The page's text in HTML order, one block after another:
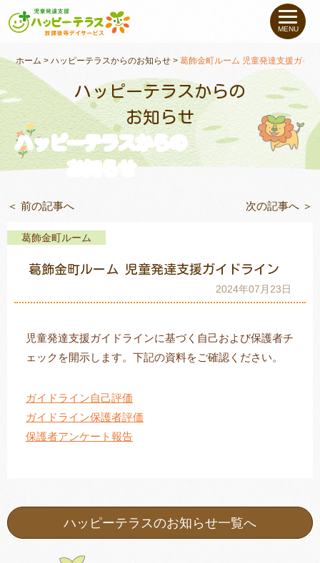
私たちについて
未就学のお子さま（０〜６才）
小学生〜高校生の お子さま
支援事例
教室一覧
MENU
ホーム >ハッピーテラスからのお知らせ >葛飾金町ルーム 児童発達支援ガイ
ハッピーテラスからの
お知らせ
ハッピーテラスからの
お知らせ
＜ 前の記事へ 次の記事へ ＞
葛飾金町ルーム
葛飾金町ルーム 児童発達支援ガイドライン
2024年07月23日
児童発達支援ガイドラインに基づく自己および保護者チ
ェックを開示します。下記の資料をご確認ください。
ガイドライン自己評価
ガイドライン保護者評価
保護者アンケート報告
ハッピーテラスのお知らせ一覧へ